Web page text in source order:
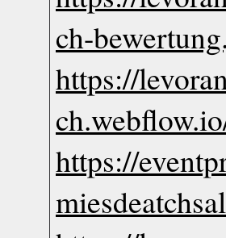
ch-
https://
https://